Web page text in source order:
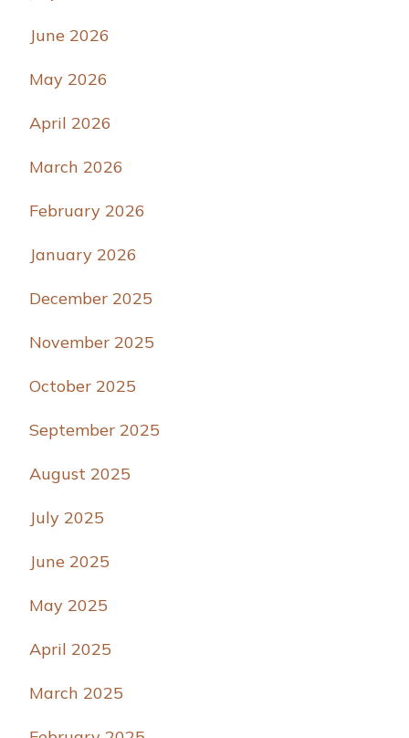
June 2026
May 2026
April 2026
March 2026
February 2026
January 2026
December 2025
November 2025
October 2025
September 2025
August 2025
July 2025
June 2025
May 2025
April 2025
March 2025